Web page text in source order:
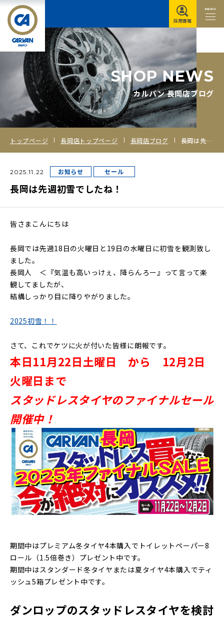
MENU
採用情報
SHOP NEWS
カルバン 長岡店ブログ
トップページ 長岡店トップページ 長岡店ブログ 長岡は先週初雪でしたね！
2025.11.22 お知らせ セール
長岡は先週初雪でしたね！
皆さまこんにちは
長岡では先週18日の火曜日と19日の水曜日に初雪を観測致し
ました。
長岡人 ＜『気温も高いっけぇ、降らんろー』って言って楽
観してましたが、
結構しっかり目に降りやがりました。
2025初雪！！
さて、これでケツに火が付いた皆様に朗報です。
本日11月22日土曜日 から 12月2日
火曜日まで
スタッドレスタイヤのファイナルセール
開催中！
期間中はプレミアム冬タイヤ4本購入でトイレットペーパー8
ロール（1.5倍巻き）プレゼント中です。
期間中はスタンダード冬タイヤまたは夏タイヤ4本購入でティ
ッシュ5箱プレゼント中です。
ダンロップのスタッドレスタイヤを検討